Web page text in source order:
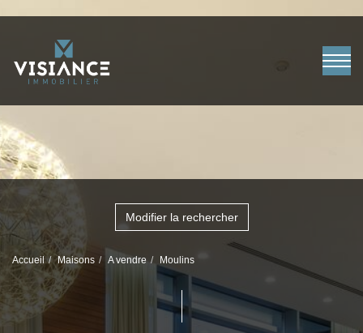
Modifier la rechercher
Accueil Maisons A vendre Moulins